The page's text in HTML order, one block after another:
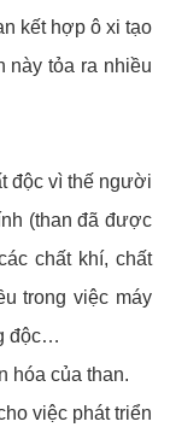
kết hợp ô xi tạo
này tỏa ra nhiều
độc vì thế người
(than đã được
chất khí, chất
trong việc máy
độc…
hóa của than.
việc phát triển